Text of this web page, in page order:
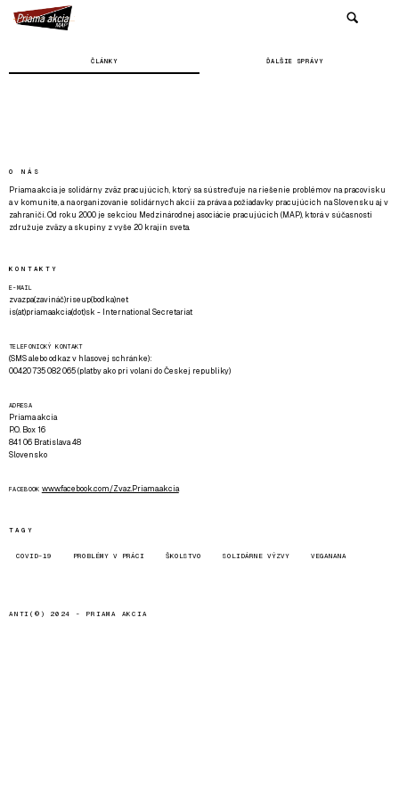
ČLÁNKY ĎALŠIE SPRÁVY
O NÁS
Priama akcia je solidárny zväz pracujúcich, ktorý sa sústreďuje na riešenie problémov na pracovisku
a v komunite, a na organizovanie solidárnych akcií za práva a požiadavky pracujúcich na Slovensku aj v
zahraničí. Od roku 2000 je sekciou Medzinárodnej asociácie pracujúcich (MAP), ktorá v súčasnosti
združuje zväzy a skupiny z vyše 20 krajín sveta.
KONTAKTY
E-MAIL
zvazpa(zavináč)riseup(bodka)net
is(at)priamaakcia(dot)sk - International Secretariat
TELEFONICKÝ KONTAKT
(SMS alebo odkaz v hlasovej schránke):
00420 735 082 065 (platby ako pri volaní do Českej republiky)
ADRESA
Priama akcia
P.O. Box 16
841 06 Bratislava 48
Slovensko
FACEBOOK www.facebook.com/Zvaz.Priama.akcia
TAGY
COVID-19 PROBLÉMY V PRÁCI ŠKOLSTVO SOLIDÁRNE VÝZVY VEGANANA
ANTI(©) 2024 - PRIAMA AKCIA